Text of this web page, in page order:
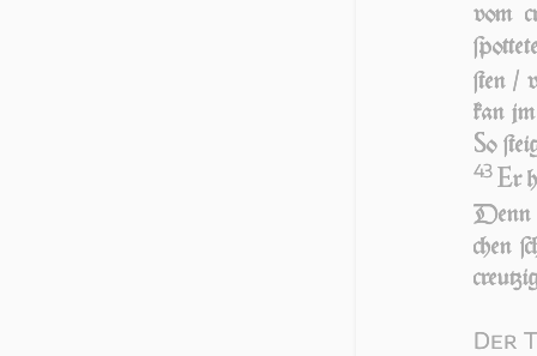
vom
ſten /
kan
So
43 Er
Denn
chen
Der